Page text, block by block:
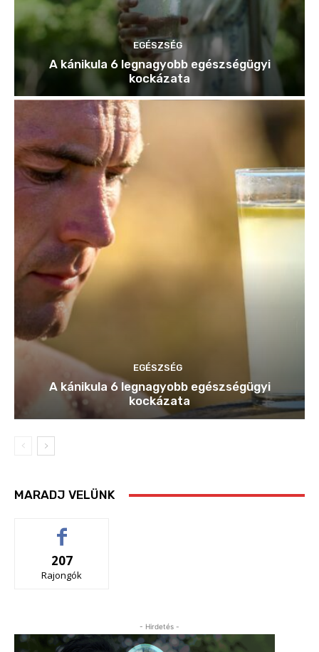
EGÉSZSÉG
A kánikula 6 legnagyobb egészségügyi
kockázata
EGÉSZSÉG
A kánikula 6 legnagyobb egészségügyi
kockázata
MARADJ VELÜNK
207
Rajongók
- Hirdetés -